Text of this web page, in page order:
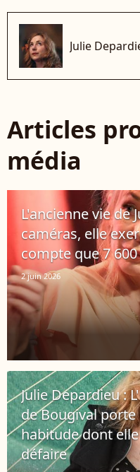
Julie
Articles
média
L'ancienne vie de
caméras, elle
compte que 7
2 juin 2026
Julie Depardieu :
de Bougival
habitude dont
défaire